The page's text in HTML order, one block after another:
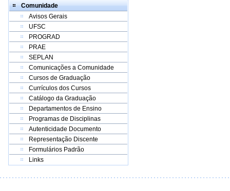
Comunidade
Avisos Gerais
UFSC
PROGRAD
PRAE
SEPLAN
Comunicações a Comunidade
Cursos de Graduação
Currículos dos Cursos
Catálogo da Graduação
Departamentos de Ensino
Programas de Disciplinas
Autenticidade Documento
Representação Discente
Formulários Padrão
Links